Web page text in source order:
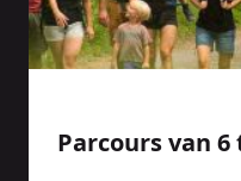
Parcours van